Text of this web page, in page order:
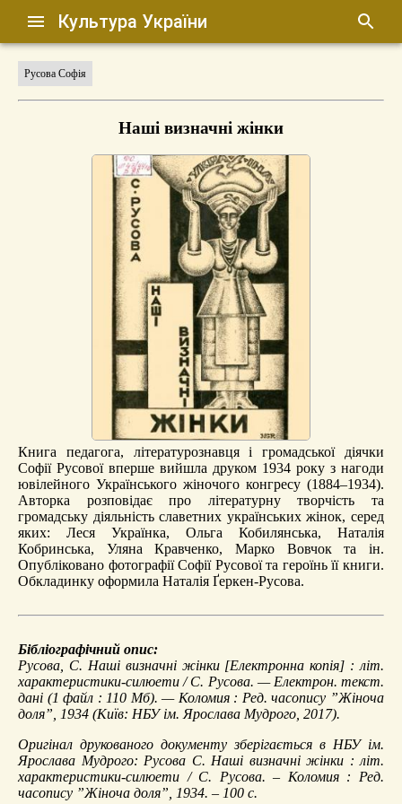
Культура України
Русова Софія
Наші визначні жінки
Книга педагога, літературознавця і громадської діячки
Софії Русової вперше вийшла друком 1934 року з нагоди
ювілейного Українського жіночого конгресу (1884–1934).
Авторка розповідає про літературну творчість та
громадську діяльність славетних українських жінок, серед
яких: Леся Українка, Ольга Кобилянська, Наталія
Кобринська, Уляна Кравченко, Марко Вовчок та ін.
Опубліковано фотографії Софії Русової та героїнь її книги.
Обкладинку оформила Наталія Ґеркен-Русова.
Бібліографічний опис:
Русова, С. Наші визначні жінки[Електронна копія] : літ.
характеристики-силюети / С. Русова. — Електрон. текст.
дані (1 файл : 110 Мб). — Коломия : Ред. часопису ”Жіноча
доля”, 1934 (Київ: НБУ ім. Ярослава Мудрого, 2017).
Оригінал друкованого документу зберігається в НБУ ім.
Ярослава Мудрого: Русова С. Наші визначні жінки : літ.
характеристики-силюети / С. Русова. – Коломия : Ред.
часопису ”Жіноча доля”, 1934. – 100 с.